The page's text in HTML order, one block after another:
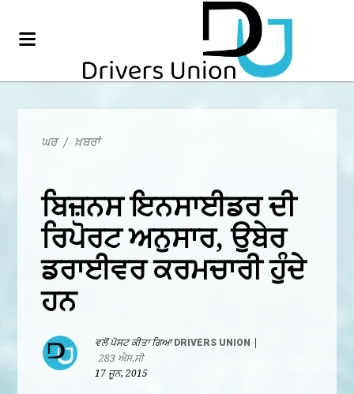
ਘਰ / ਖ਼ਬਰਾਂ
ਬਿਜ਼ਨਸ ਇਨਸਾਈਡਰ ਦੀ
ਰਿਪੋਰਟ ਅਨੁਸਾਰ, ਉਬੇਰ
ਡਰਾਈਵਰ ਕਰਮਚਾਰੀ ਹੁੰਦੇ
ਹਨ
ਵਲੋਂ ਪੋਸਟ ਕੀਤਾ ਗਿਆ DRIVERS UNION
283 ਐਸ.ਸੀ
17 ਜੂਨ, 2015